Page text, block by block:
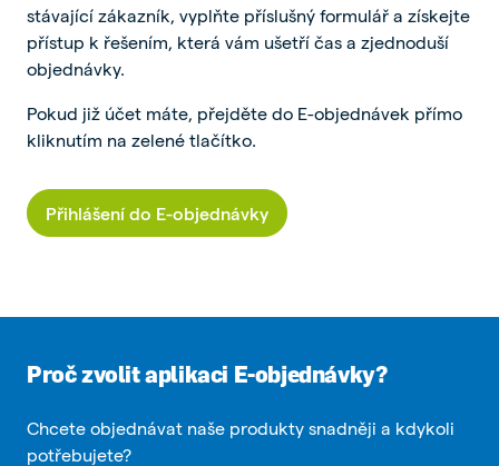
stávající zákazník, vyplňte příslušný formulář a získejte
přístup k řešením, která vám ušetří čas a zjednoduší
objednávky.
Pokud již účet máte, přejděte do E-objednávek přímo
kliknutím na zelené tlačítko.
Přihlášení do E-objednávky
Proč zvolit aplikaci E-objednávky?
Chcete objednávat naše produkty snadněji a kdykoli
potřebujete?